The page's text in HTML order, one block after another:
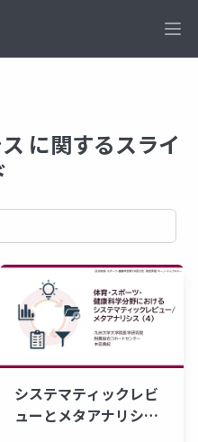
に関するスライ
システマティックレビ
ューとメタアナリシ